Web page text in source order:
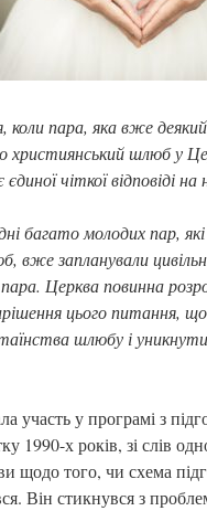
пара, яка вже
шлюб у
чіткої відповіді на
багато молодих пар,
вже запланували
Церква повинна
цього питання,
шлюбу і уникнути
участь у програмі з
х років, зі слів
щодо того, чи схема
Він стикнувся з